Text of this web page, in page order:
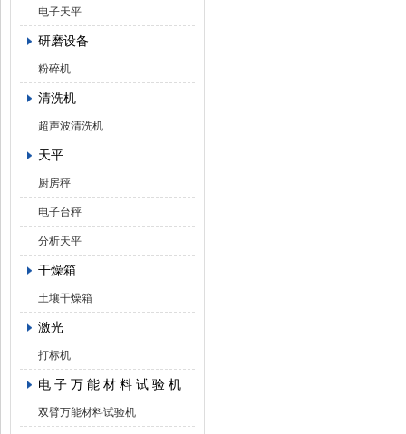
电子天平
研磨设备
粉碎机
清洗机
超声波清洗机
天平
厨房秤
电子台秤
分析天平
干燥箱
土壤干燥箱
激光
打标机
电 子 万 能 材 料 试 验 机
双臂万能材料试验机